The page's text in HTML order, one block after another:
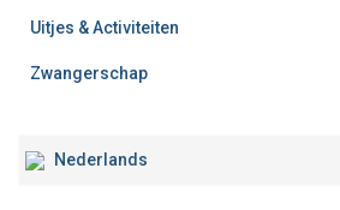
Uitjes & Activiteiten
Zwangerschap
Nederlands